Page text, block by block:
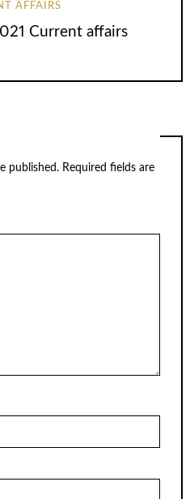
AFFAIRS
Current affairs
published. Required fields are